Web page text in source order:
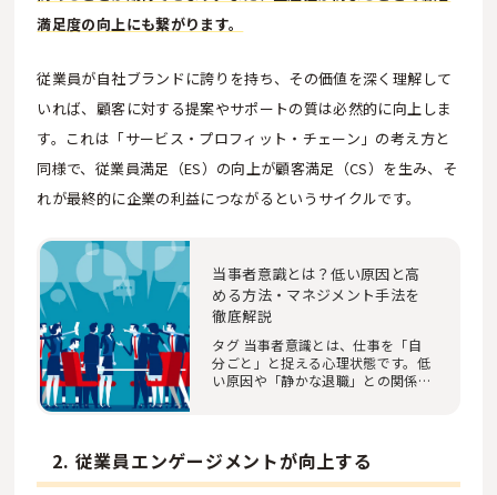
満足度の向上にも繋がります。
従業員が自社ブランドに誇りを持ち、その価値を深く理解して
いれば、顧客に対する提案やサポートの質は必然的に向上しま
す。これは「サービス・プロフィット・チェーン」の考え方と
同様で、従業員満足（ES）の向上が顧客満足（CS）を生み、そ
れが最終的に企業の利益につながるというサイクルです。
当事者意識とは？低い原因と高
める方法・マネジメント手法を
徹底解説
タグ 当事者意識とは、仕事を「自
分ごと」と捉える心理状態です。低
い原因や「静かな退職」との関係、
2. 従業員エンゲージメントが向上する